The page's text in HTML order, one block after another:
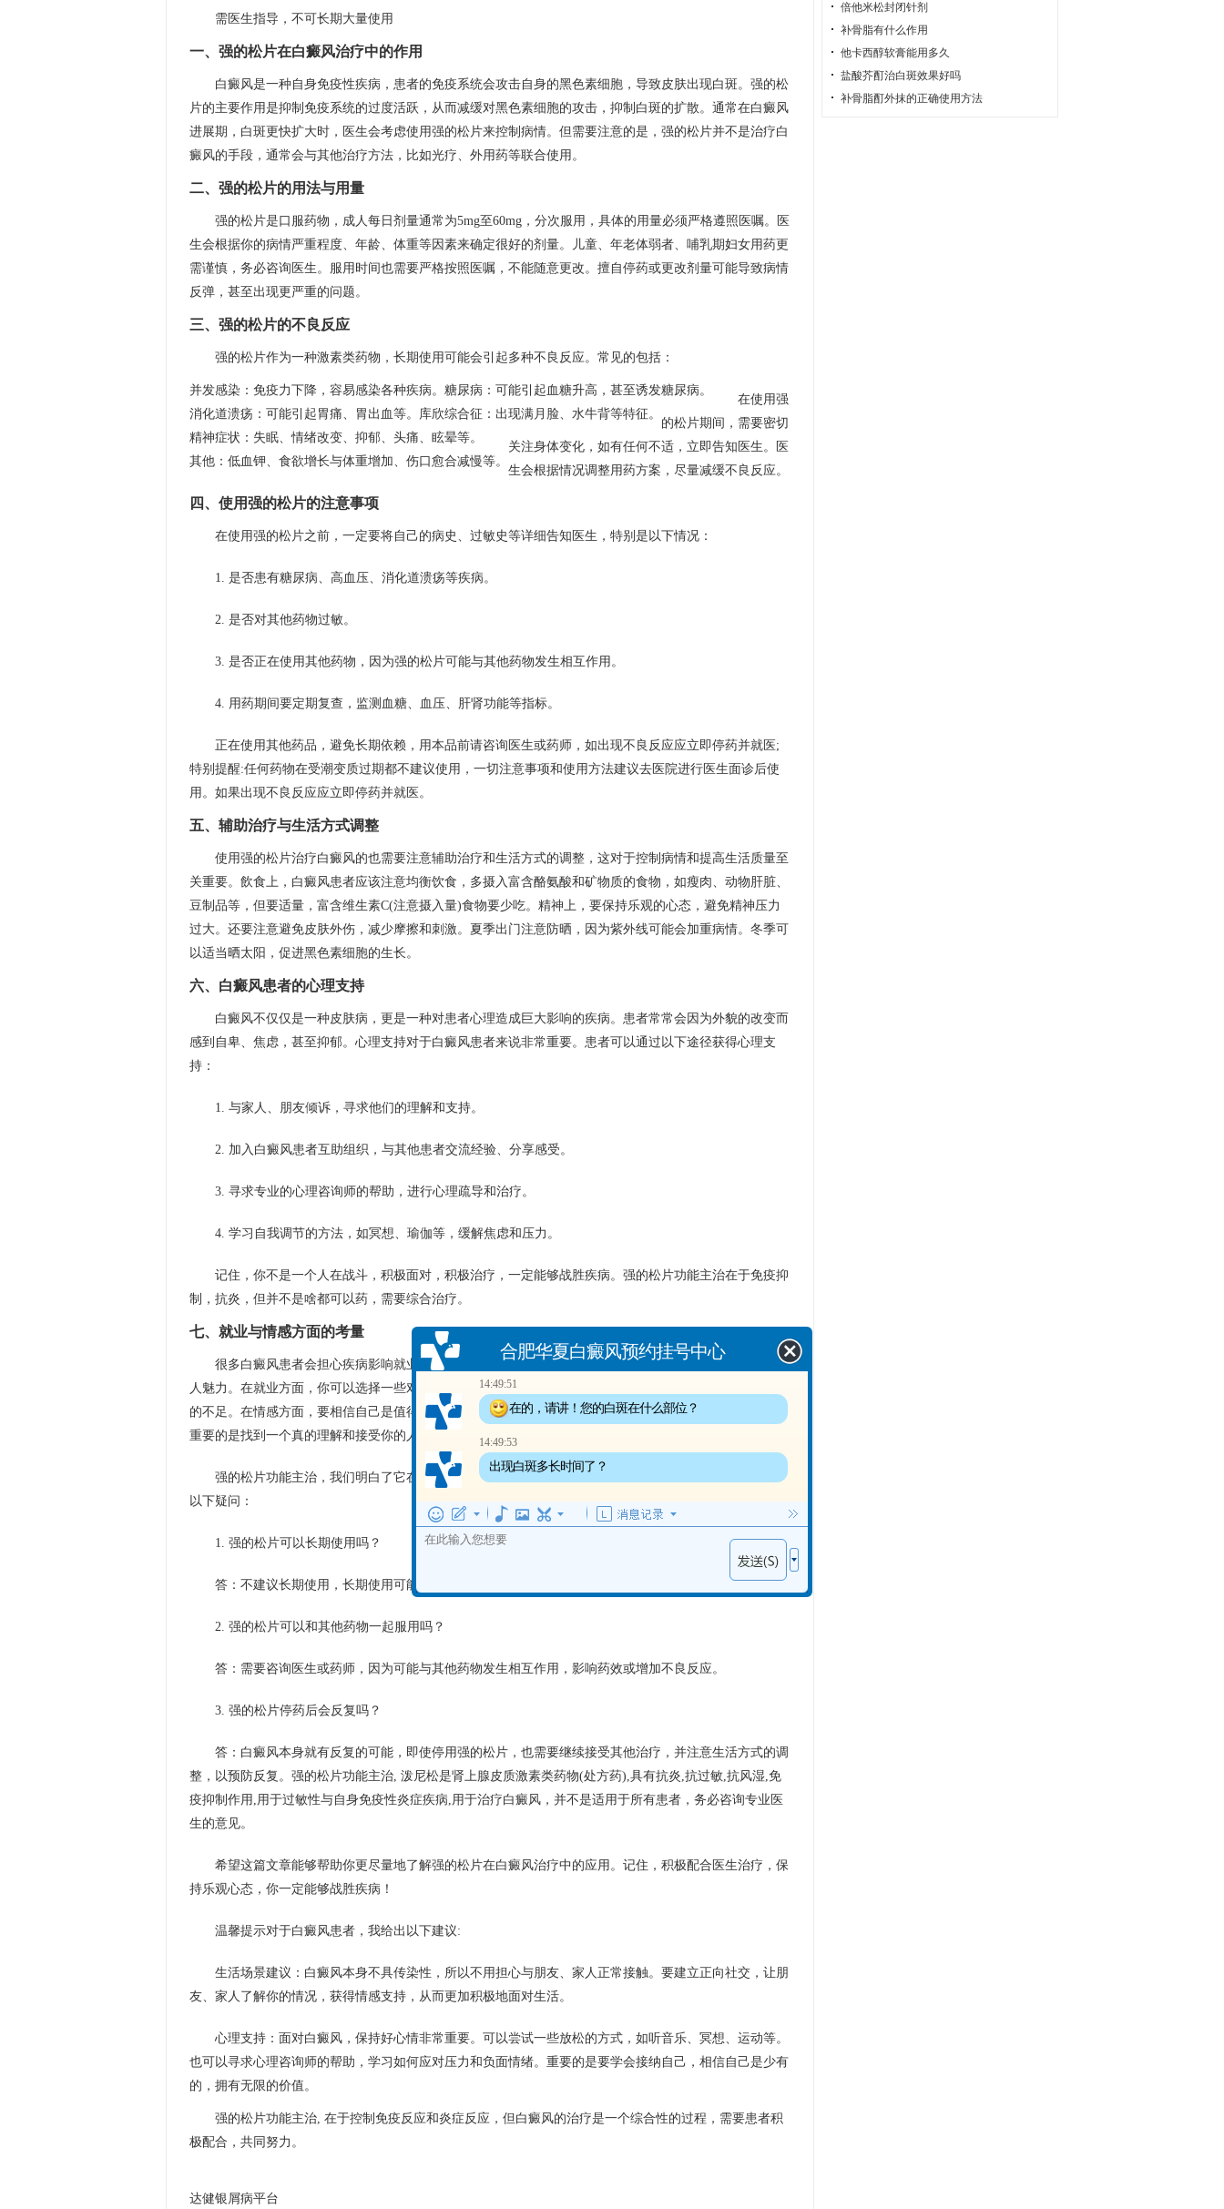
需医生指导，不可长期大量使用
一、强的松片在白癜风治疗中的作用
白癜风是一种自身免疫性疾病，患者的免疫系统会攻击自身的黑色素细胞，导致皮肤出现白斑。强的松
片的主要作用是抑制免疫系统的过度活跃，从而减缓对黑色素细胞的攻击，抑制白斑的扩散。通常在白癜风
进展期，白斑更快扩大时，医生会考虑使用强的松片来控制病情。但需要注意的是，强的松片并不是治疗白
癜风的手段，通常会与其他治疗方法，比如光疗、外用药等联合使用。
二、强的松片的用法与用量
强的松片是口服药物，成人每日剂量通常为5mg至60mg，分次服用，具体的用量必须严格遵照医嘱。医
生会根据你的病情严重程度、年龄、体重等因素来确定很好的剂量。儿童、年老体弱者、哺乳期妇女用药更
需谨慎，务必咨询医生。服用时间也需要严格按照医嘱，不能随意更改。擅自停药或更改剂量可能导致病情
反弹，甚至出现更严重的问题。
三、强的松片的不良反应
强的松片作为一种激素类药物，长期使用可能会引起多种不良反应。常见的包括：
并发感染：免疫力下降，容易感染各种疾病。 糖尿病：可能引起血糖升高，甚至诱发糖尿病。
消化道溃疡：可能引起胃痛、胃出血等。 库欣综合征：出现满月脸、水牛背等特征。
精神症状：失眠、情绪改变、抑郁、头痛、眩晕等。
其他：低血钾、食欲增长与体重增加、伤口愈合减慢等。
在使用强
的松片期间，需要密切
关注身体变化，如有任何不适，立即告知医生。医
生会根据情况调整用药方案，尽量减缓不良反应。
四、使用强的松片的注意事项
在使用强的松片之前，一定要将自己的病史、过敏史等详细告知医生，特别是以下情况：
1. 是否患有糖尿病、高血压、消化道溃疡等疾病。
2. 是否对其他药物过敏。
3. 是否正在使用其他药物，因为强的松片可能与其他药物发生相互作用。
4. 用药期间要定期复查，监测血糖、血压、肝肾功能等指标。
正在使用其他药品，避免长期依赖，用本品前请咨询医生或药师，如出现不良反应应立即停药并就医;
特别提醒:任何药物在受潮变质过期都不建议使用，一切注意事项和使用方法建议去医院进行医生面诊后使
用。如果出现不良反应应立即停药并就医。
五、辅助治疗与生活方式调整
使用强的松片治疗白癜风的也需要注意辅助治疗和生活方式的调整，这对于控制病情和提高生活质量至
关重要。飲食上，白癜风患者应该注意均衡饮食，多摄入富含酪氨酸和矿物质的食物，如瘦肉、动物肝脏、
豆制品等，但要适量，富含维生素C(注意摄入量)食物要少吃。精神上，要保持乐观的心态，避免精神压力
过大。还要注意避免皮肤外伤，减少摩擦和刺激。夏季出门注意防晒，因为紫外线可能会加重病情。冬季可
以适当晒太阳，促进黑色素细胞的生长。
六、白癜风患者的心理支持
白癜风不仅仅是一种皮肤病，更是一种对患者心理造成巨大影响的疾病。患者常常会因为外貌的改变而
感到自卑、焦虑，甚至抑郁。心理支持对于白癜风患者来说非常重要。患者可以通过以下途径获得心理支
持：
1. 与家人、朋友倾诉，寻求他们的理解和支持。
2. 加入白癜风患者互助组织，与其他患者交流经验、分享感受。
3. 寻求专业的心理咨询师的帮助，进行心理疏导和治疗。
4. 学习自我调节的方法，如冥想、瑜伽等，缓解焦虑和压力。
记住，你不是一个人在战斗，积极面对，积极治疗，一定能够战胜疾病。强的松片功能主治在于免疫抑
制，抗炎，但并不是啥都可以药，需要综合治疗。
七、就业与情感方面的考量
很多白癜风患者会担心疾病影响就业和情感。事实上，白癜风虽然影响外貌，但并不影响工作能力和个
人魅力。在就业方面，你可以选择一些对容貌要求不高的职业，或者通过提升自己的专业技能来弥补外貌上
的不足。在情感方面，要相信自己是值得被爱的，勇敢地去追求幸福。真诚、自信的人往往更具有吸引力。
重要的是找到一个真的理解和接受你的人，而不是只看重外貌的人。
强的松片功能主治，我们明白了它在白癜风治疗中担当免疫抑制角色。那么关于强的松片，你可能还有
以下疑问：
1. 强的松片可以长期使用吗？
答：不建议长期使用，长期使用可能导致多种不良反应。具体使用时间应严格遵医嘱。
2. 强的松片可以和其他药物一起服用吗？
答：需要咨询医生或药师，因为可能与其他药物发生相互作用，影响药效或增加不良反应。
3. 强的松片停药后会反复吗？
答：白癜风本身就有反复的可能，即使停用强的松片，也需要继续接受其他治疗，并注意生活方式的调
整，以预防反复。强的松片功能主治, 泼尼松是肾上腺皮质激素类药物(处方药),具有抗炎,抗过敏,抗风湿,免
疫抑制作用,用于过敏性与自身免疫性炎症疾病,用于治疗白癜风，并不是适用于所有患者，务必咨询专业医
生的意见。
希望这篇文章能够帮助你更尽量地了解强的松片在白癜风治疗中的应用。记住，积极配合医生治疗，保
持乐观心态，你一定能够战胜疾病！
温馨提示对于白癜风患者，我给出以下建议:
生活场景建议：白癜风本身不具传染性，所以不用担心与朋友、家人正常接触。要建立正向社交，让朋
友、家人了解你的情况，获得情感支持，从而更加积极地面对生活。
心理支持：面对白癜风，保持好心情非常重要。可以尝试一些放松的方式，如听音乐、冥想、运动等。
也可以寻求心理咨询师的帮助，学习如何应对压力和负面情绪。重要的是要学会接纳自己，相信自己是少有
的，拥有无限的价值。
强的松片功能主治, 在于控制免疫反应和炎症反应，但白癜风的治疗是一个综合性的过程，需要患者积
极配合，共同努力。
达健银屑病平台
倍他米松封闭针剂
补骨脂有什么作用
他卡西醇软膏能用多久
盐酸芥酊治白斑效果好吗
补骨脂酊外抹的正确使用方法
合肥华夏白癜风预约挂号中心
14:49:51
在的，请讲！您的白斑在什么部位？
14:49:53
出现白斑多长时间了？